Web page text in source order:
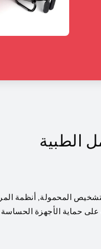
الطبية
المحمولة, أنظمة
على حماية الأجهزة